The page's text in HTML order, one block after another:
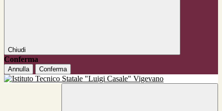
Chiudi
Conferma
Annulla Conferma